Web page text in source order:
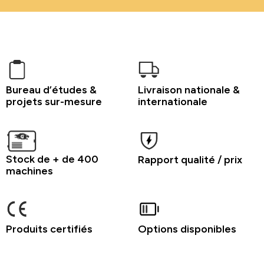
Bureau d’études &
projets sur-mesure
Livraison nationale &
internationale
Stock de + de 400
machines
Rapport qualité / prix
Produits certifiés Options disponibles